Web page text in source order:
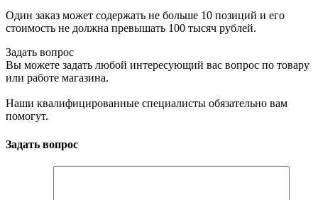
Один заказ может содержать не больше 10 позиций и его
стоимость не должна превышать 100 тысяч рублей.
Задать вопрос
Вы можете задать любой интересующий вас вопрос по товару
или работе магазина.
Наши квалифицированные специалисты обязательно вам
помогут.
Задать вопрос